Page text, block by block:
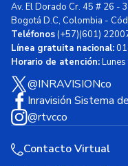
Av. El Dorado Cr. 45 # 26 -
Bogotá D.C, Colombia -
Teléfonos(+57)(601)
Línea gratuita nacional:
Horario de atención:
@INRAVISIONco
Inravisión Sistema
@rtvcco
Contacto Virtual